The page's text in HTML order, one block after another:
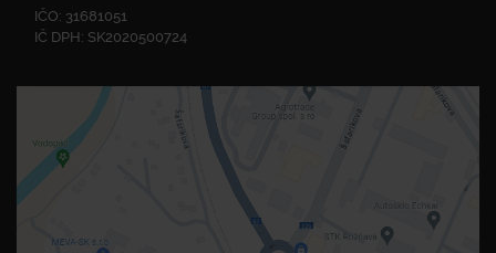
IČO: 31681051
IČ DPH: SK2020500724